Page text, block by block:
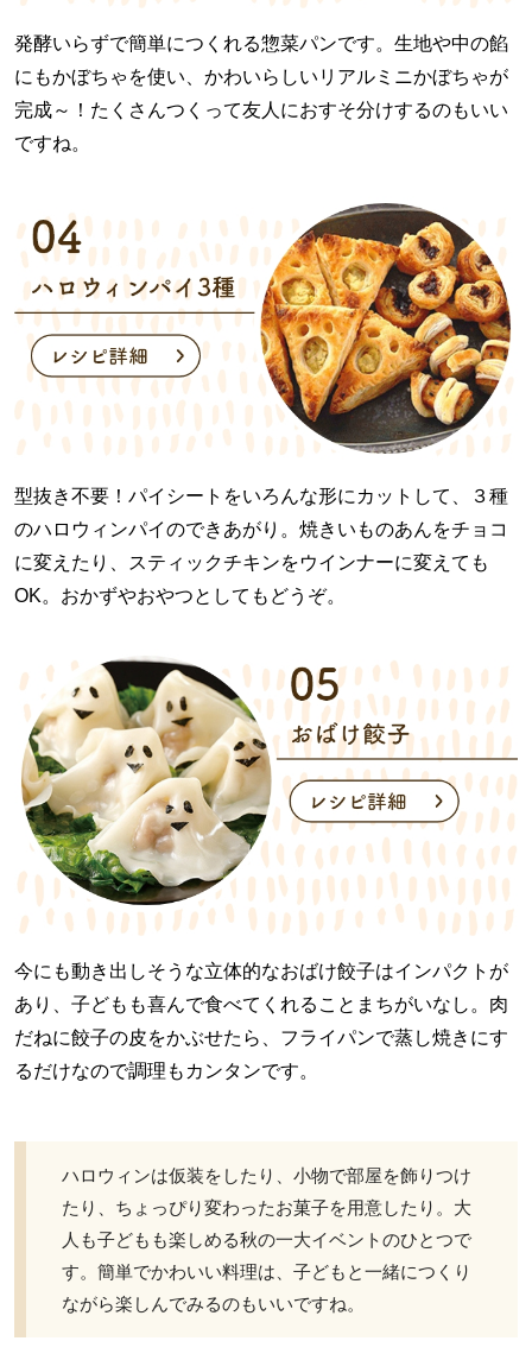
発酵いらずで簡単につくれる惣菜パンです。生地や中の餡
にもかぼちゃを使い、かわいらしいリアルミニかぼちゃが
完成～！たくさんつくって友人におすそ分けするのもいい
ですね。
型抜き不要！パイシートをいろんな形にカットして、３種
のハロウィンパイのできあがり。焼きいものあんをチョコ
に変えたり、スティックチキンをウインナーに変えても
OK。おかずやおやつとしてもどうぞ。
今にも動き出しそうな立体的なおばけ餃子はインパクトが
あり、子どもも喜んで食べてくれることまちがいなし。肉
だねに餃子の皮をかぶせたら、フライパンで蒸し焼きにす
るだけなので調理もカンタンです。
ハロウィンは仮装をしたり、小物で部屋を飾りつけ
たり、ちょっぴり変わったお菓子を用意したり。大
人も子どもも楽しめる秋の一大イベントのひとつで
す。簡単でかわいい料理は、子どもと一緒につくり
ながら楽しんでみるのもいいですね。